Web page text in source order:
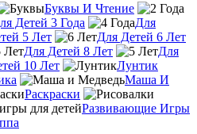
Буквы И Чтение
Детей 3 Года
Для
5 Лет
Для Детей 6 Лет
Для Детей 8 Лет
Для
10 Лет
Лунтик
Маша И
Раскраски
Развивающие Игры